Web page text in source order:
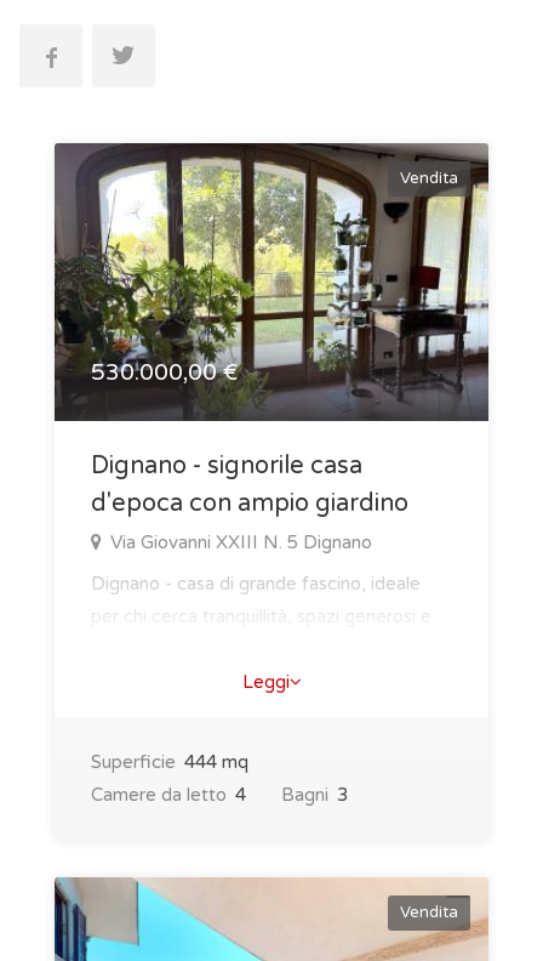
Vendita
530.000,00 €
Dignano - signorile casa
d'epoca con ampio giardino
Via Giovanni XXIII N. 5 Dignano
Dignano - casa di grande fascino, ideale
per chi cerca tranquillità, spazi generosi e
Leggi
Superficie 444 mq
Camere da letto 4 Bagni 3
Vendita